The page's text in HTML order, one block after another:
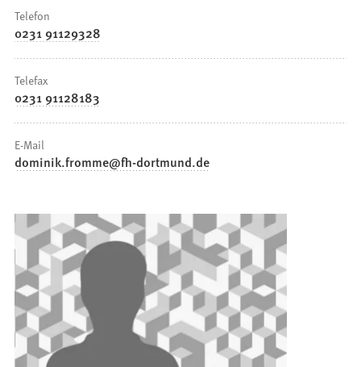
Telefon
0231 91129328
Telefax
0231 91128183
E-Mail
dominik.fromme fh-dortmund de